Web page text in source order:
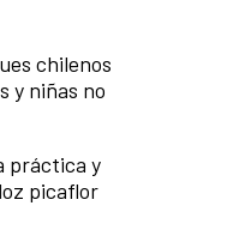
chilenos
y niñas no
práctica y
picaflor